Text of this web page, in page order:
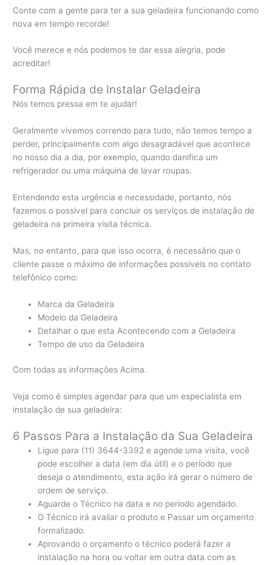
Conte com a gente para ter a sua geladeira funcionando como
nova em tempo recorde!
Você merece e nós podemos te dar essa alegria, pode
acreditar!
Forma Rápida de Instalar Geladeira
Nós temos pressa em te ajudar!
Geralmente vivemos correndo para tudo, não temos tempo a
perder, principalmente com algo desagradável que acontece
no nosso dia a dia, por exemplo, quando danifica um
refrigerador ou uma máquina de lavar roupas.
Entendendo esta urgência e necessidade, portanto, nós
fazemos o possível para concluir os serviços de instalação de
geladeira na primeira visita técnica.
Mas, no entanto, para que isso ocorra, é necessário que o
cliente passe o máximo de informações possíveis no contato
telefônico como:
Marca da Geladeira
Modelo da Geladeira
Detalhar o que esta Acontecendo com a Geladeira
Tempo de uso da Geladeira
Com todas as informações Acima.
Veja como é simples agendar para que um especialista em
instalação de sua geladeira:
6 Passos Para a Instalação da Sua Geladeira
Ligue para (11) 3644-3392 e agende uma visita, você
pode escolher a data (em dia útil) e o período que
deseja o atendimento, esta ação irá gerar o número de
ordem de serviço.
Aguarde o Técnico na data e no período agendado.
O Técnico irá avaliar o produto e Passar um orçamento
formalizado.
Aprovando o orçamento o técnico poderá fazer a
instalação na hora ou voltar em outra data com as